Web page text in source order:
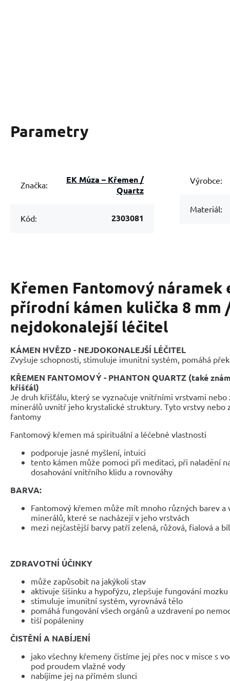
Parametry
Značka:
EK Múza – Křemen /
Quartz
Kód: 2303081
Výrobce:
Materiál:
Křemen Fantomový náramek
přírodní kámen kulička 8 mm
nejdokonalejší léčitel
KÁMEN HVĚZD - NEJDOKONALEJŠÍ LÉČITEL
Zvyšuje schopnosti, stimuluje imunitní systém, pomáhá
KŘEMEN FANTOMOVÝ - PHANTON QUARTZ (také
křišťál)
Je druh křišťálu, který se vyznačuje vnitřními vrstvami
minerálů uvnitř jeho krystalické struktury. Tyto vrstvy nebo
fantomy
Fantomový křemen má spirituální a léčebné vlastnosti
podporuje jasné myšlení, intuici
tento kámen může pomoci při meditaci, při naladění
dosahování vnitřního klidu a rovnováhy
BARVA:
Fantomový křemen může mít mnoho různých barev a
minerálů, které se nacházejí v jeho vrstvách
mezi nejčastější barvy patří zelená, růžová, fialová a
ZDRAVOTNÍ ÚČINKY
může zapůsobit na jakýkoli stav
aktivuje šišinku a hypofýzu, zlepšuje fungování mozku
stimuluje imunitní systém, vyrovnává tělo
pomáhá fungování všech orgánů a uzdravení po
tiší popáleniny
ČISTĚNÍ A NABÍJENÍ
jako všechny křemeny čistíme jej přes noc v misce s
pod proudem vlažné vody
nabíjíme jej na přímém slunci